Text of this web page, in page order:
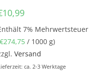
10,99
7% Mehrwertsteuer
274,75/ 1000 g)
Versand
ca. 2-3 Werktage